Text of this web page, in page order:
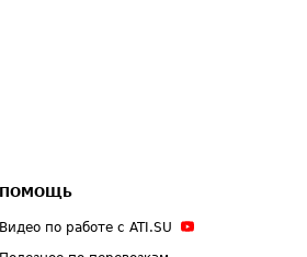
ПОМОЩЬ
Видео по работе с ATI.SU